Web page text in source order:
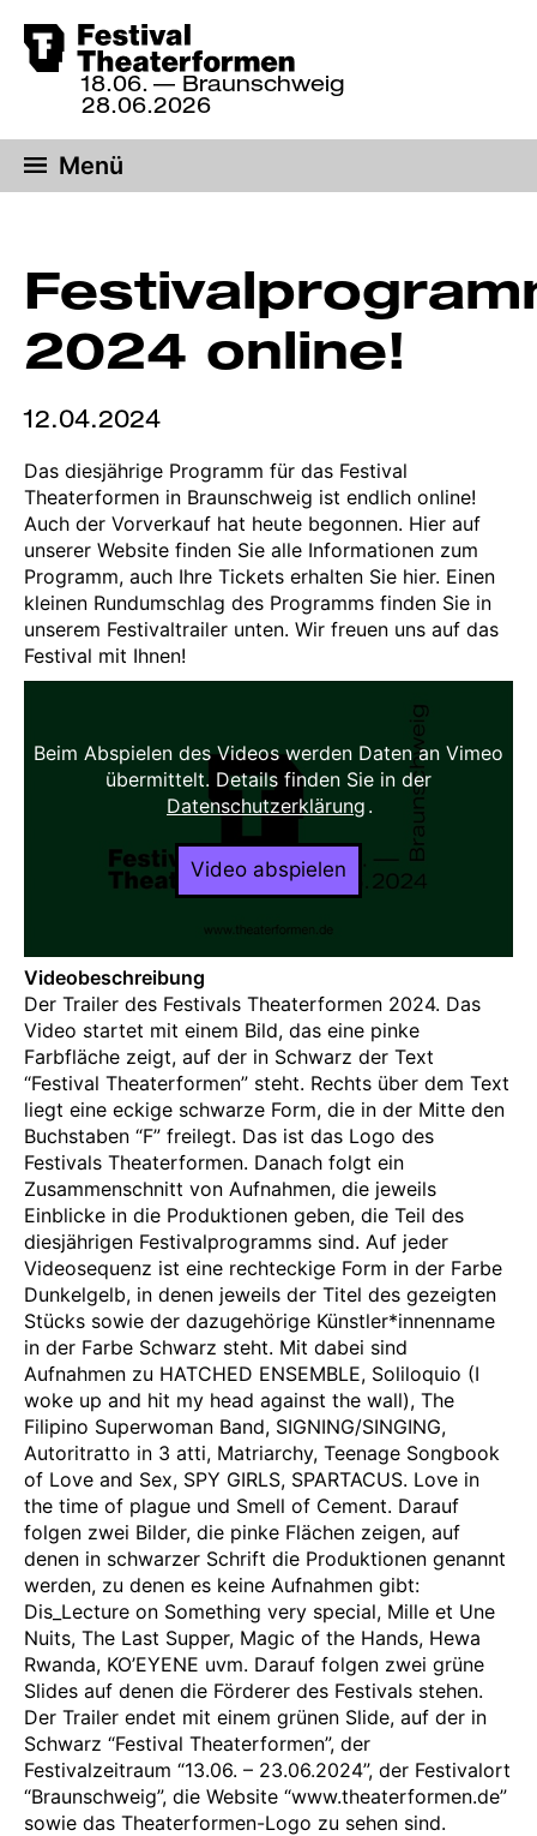
Zum
Hauptinhalt
springen
18.
bis
28.
Juni
18.06.
28.06.2026
— Braunschweig
Menü
2024 online!
12.04.2024
Das diesjährige Programm für das Festival
Theaterformen in Braunschweig ist endlich online!
Auch der Vorverkauf hat heute begonnen. Hier auf
unserer Website finden Sie alle Informationen zum
Programm, auch Ihre Tickets erhalten Sie hier. Einen
kleinen Rundumschlag des Programms finden Sie in
unserem Festivaltrailer unten. Wir freuen uns auf das
Festival mit Ihnen!
Beim Abspielen des Videos werden Daten an Vimeo
übermittelt. Details finden Sie in der
Datenschutzerklärung .
Video abspielen
Videobeschreibung
Der Trailer des Festivals Theaterformen 2024. Das
Video startet mit einem Bild, das eine pinke
Farbfläche zeigt, auf der in Schwarz der Text
“Festival Theaterformen” steht. Rechts über dem Text
liegt eine eckige schwarze Form, die in der Mitte den
Buchstaben “F” freilegt. Das ist das Logo des
Festivals Theaterformen. Danach folgt ein
Zusammenschnitt von Aufnahmen, die jeweils
Einblicke in die Produktionen geben, die Teil des
diesjährigen Festivalprogramms sind. Auf jeder
Videosequenz ist eine rechteckige Form in der Farbe
Dunkelgelb, in denen jeweils der Titel des gezeigten
Stücks sowie der dazugehörige Künstler*innenname
in der Farbe Schwarz steht. Mit dabei sind
Aufnahmen zu HATCHED ENSEMBLE, Soliloquio (I
woke up and hit my head against the wall), The
Filipino Superwoman Band, SIGNING/SINGING,
Autoritratto in 3 atti, Matriarchy, Teenage Songbook
of Love and Sex, SPY GIRLS, SPARTACUS. Love in
the time of plague und Smell of Cement. Darauf
folgen zwei Bilder, die pinke Flächen zeigen, auf
denen in schwarzer Schrift die Produktionen genannt
werden, zu denen es keine Aufnahmen gibt:
Dis_Lecture on Something very special, Mille et Une
Nuits, The Last Supper, Magic of the Hands, Hewa
Rwanda, KO’EYENE uvm. Darauf folgen zwei grüne
Slides auf denen die Förderer des Festivals stehen.
Der Trailer endet mit einem grünen Slide, auf der in
Schwarz “Festival Theaterformen”, der
Festivalzeitraum “13.06. – 23.06.2024”, der Festivalort
“Braunschweig”, die Website “www.theaterformen.de”
sowie das Theaterformen-Logo zu sehen sind.